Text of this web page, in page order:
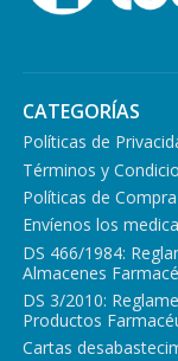
CATEGORÍAS
Políticas de
Términos y
Políticas de
Envíenos los
DS 466/1984:
Almacenes
DS 3/2010:
Productos
Cartas